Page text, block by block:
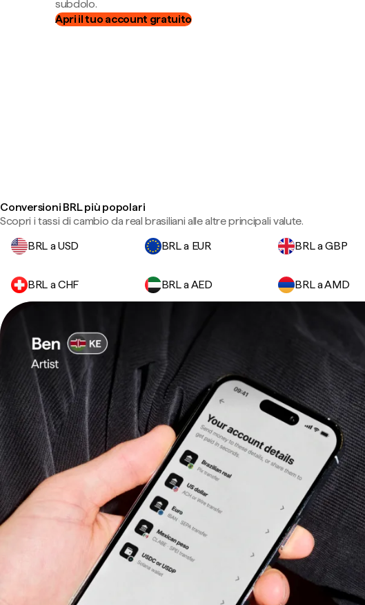
subdolo.
Apri il tuo account gratuito
Conversioni BRL più popolari
Scopri i tassi di cambio da real brasiliani alle altre principali valute.
BRL a USD
BRL a EUR BRL a GBP
BRL a CHF BRL a AED BRL a AMD